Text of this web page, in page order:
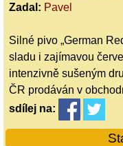
Zadal: Pavel
Silné pivo „German
sladu i zajímavou
intenzivně sušeným
ČR prodáván v
sdílej na: